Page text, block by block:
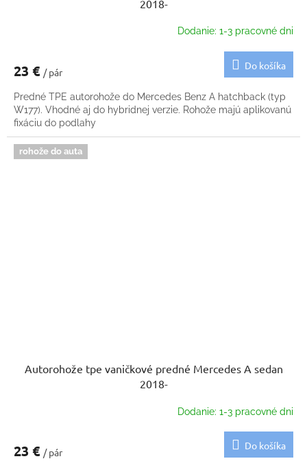
2018-
Dodanie: 1-3 pracovné dni
23 € / pár
Do košíka
Predné TPE autorohože do Mercedes Benz A hatchback (typ
W177). Vhodné aj do hybridnej verzie. Rohože majú aplikovanú
fixáciu do podlahy
rohože do auta
Autorohože tpe vaničkové predné Mercedes A sedan
2018-
Dodanie: 1-3 pracovné dni
23 € / pár
Do košíka